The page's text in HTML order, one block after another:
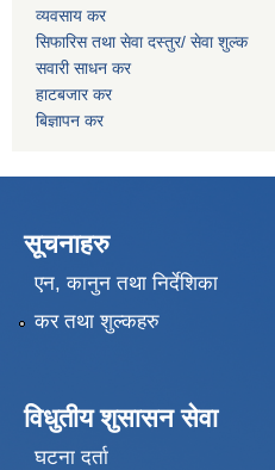
व्यवसाय कर
सिफारिस तथा सेवा दस्तुर/ सेवा शुल्क
सवारी साधन कर
हाटबजार कर
बिज्ञापन कर
सूचनाहरु
एन, कानुन तथा निर्देशिका
कर तथा शुल्कहरु
विधुतीय शुसासन सेवा
घटना दर्ता